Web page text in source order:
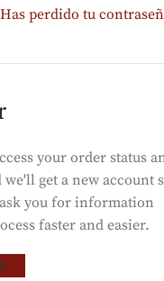
perdido tu
your order status
get a new account
you for information
faster and easier.